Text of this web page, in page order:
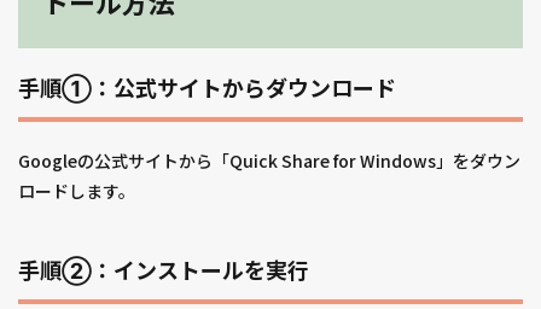
手順①：公式サイトからダウンロード
Googleの公式サイトから「Quick Share for Windows」をダウン
ロードします。
手順②：インストールを実行